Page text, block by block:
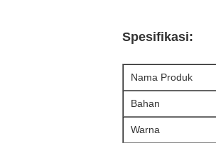
Spesifikasi:
Nama Produk
Bahan
Warna